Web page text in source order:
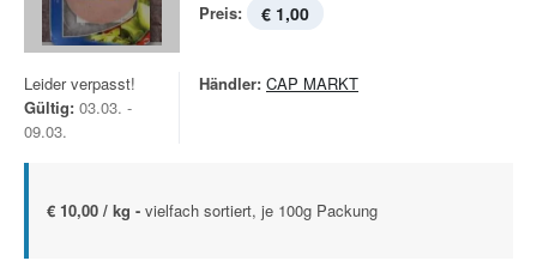
Preis: € 1,00
Leider verpasst!
Gültig: 03.03. -
09.03.
Händler: CAP MARKT
€ 10,00 / kg - vielfach sortiert, je 100g Packung